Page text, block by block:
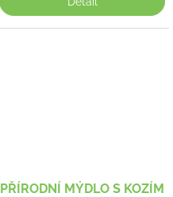
PŘÍRODNÍ MÝDLO S KOZÍM